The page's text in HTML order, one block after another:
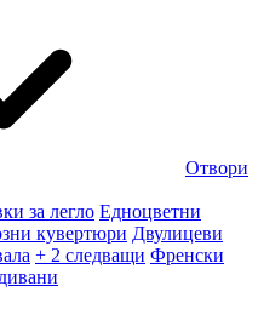
Отвори
за легло Едноцветни
кувертюри Двулицеви
+ 2 следващи Френски